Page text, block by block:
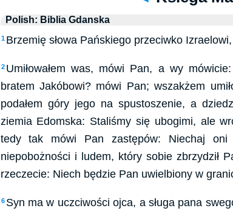
Polish: Biblia Gdanska
1 Brzemię słowa Pańskiego przeciwko
2 Umiłowałem was, mówi Pan, a wy
bratem Jakóbowi? mówi Pan; wszakżem
podałem góry jego na spustoszenie, a
ziemia Edomska: Staliśmy się ubogimi, ale
tedy tak mówi Pan zastępów: Niechaj
niepobożności i ludem, który sobie zbrzydził
rzeczecie: Niech będzie Pan uwielbiony w
6 Syn ma w uczciwości ojca, a sługa pana